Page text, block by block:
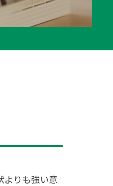
よりも強い意